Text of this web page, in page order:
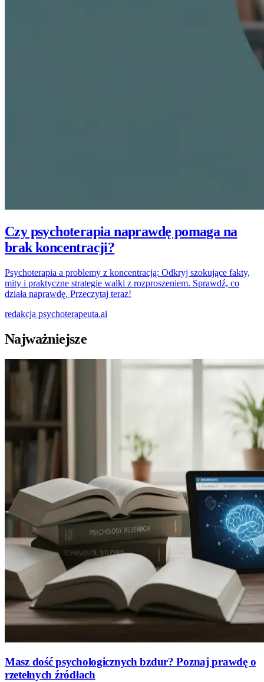
Czy psychoterapia naprawdę pomaga na
brak koncentracji?
Psychoterapia a problemy z koncentracją: Odkryj szokujące fakty,
mity i praktyczne strategie walki z rozproszeniem. Sprawdź, co
działa naprawdę. Przeczytaj teraz!
redakcja psychoterapeuta.ai
Najważniejsze
Masz dość psychologicznych bzdur? Poznaj prawdę o
rzetelnych źródłach